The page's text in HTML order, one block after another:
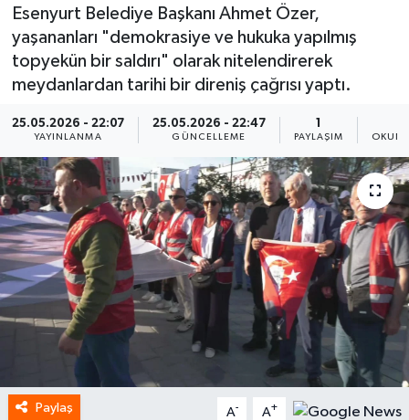
Esenyurt Belediye Başkanı Ahmet Özer,
yaşananları "demokrasiye ve hukuka yapılmış
topyekün bir saldırı" olarak nitelendirerek
meydanlardan tarihi bir direniş çağrısı yaptı.
25.05.2026 - 22:07
YAYINLANMA
25.05.2026 - 22:47
GÜNCELLEME PAYLAŞIM
Paylaş A- A+